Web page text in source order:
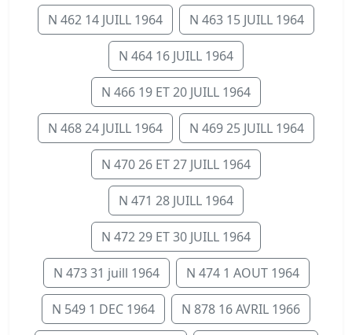
N 462 14 JUILL 1964 N 463 15 JUILL 1964
N 464 16 JUILL 1964
N 466 19 ET 20 JUILL 1964
N 468 24 JUILL 1964 N 469 25 JUILL 1964
N 470 26 ET 27 JUILL 1964
N 471 28 JUILL 1964
N 472 29 ET 30 JUILL 1964
N 473 31 juill 1964 N 474 1 AOUT 1964
N 549 1 DEC 1964 N 878 16 AVRIL 1966